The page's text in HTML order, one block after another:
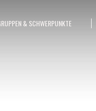
& SCHWERPUNKTE